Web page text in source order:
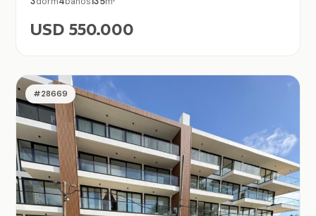
USD 550.000
#28669